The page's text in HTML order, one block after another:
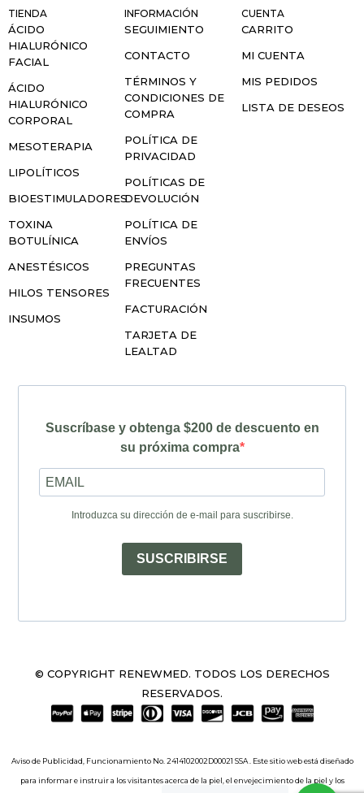
TIENDA
ÁCIDO
HIALURÓNICO
FACIAL
ÁCIDO
HIALURÓNICO
CORPORAL
MESOTERAPIA
LIPOLÍTICOS
BIOESTIMULADORES
TOXINA
BOTULÍNICA
ANESTÉSICOS
HILOS TENSORES
INSUMOS
INFORMACIÓN
SEGUIMIENTO
CONTACTO
TÉRMINOS Y
CONDICIONES DE
COMPRA
POLÍTICA DE
PRIVACIDAD
POLÍTICAS DE
DEVOLUCIÓN
POLÍTICA DE
ENVÍOS
PREGUNTAS
FRECUENTES
FACTURACIÓN
TARJETA DE
LEALTAD
CUENTA
CARRITO
MI CUENTA
MIS PEDIDOS
LISTA DE DESEOS
Suscríbase y obtenga $200 de descuento en
su próxima compra
Introduzca su dirección de e-mail para suscribirse.
SUSCRIBIRSE
© COPYRIGHT RENEWMED. TODOS LOS DERECHOS
RESERVADOS.
Aviso de Publicidad, Funcionamiento No. 2414102002D00021 SSA . Este sitio web está diseñado
para informar e instruir a los visitantes acerca de la piel, el envejecimiento de la piel y los